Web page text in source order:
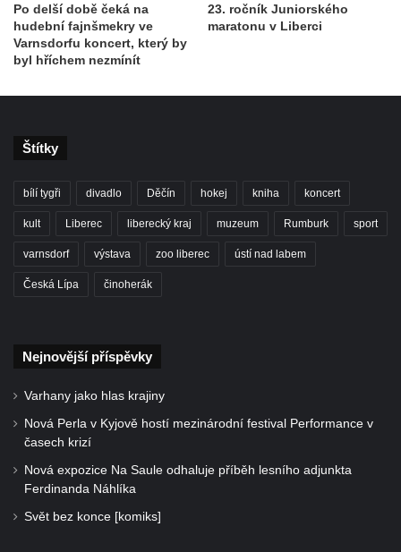
Po delší době čeká na
hudební fajnšmekry ve
Varnsdorfu koncert, který by
byl hříchem nezmínít
23. ročník Juniorského
maratonu v Liberci
Štítky
bílí tygři divadlo Děčín hokej kniha koncert
kult Liberec liberecký kraj muzeum Rumburk sport
varnsdorf výstava zoo liberec ústí nad labem
Česká Lípa činoherák
Nejnovější příspěvky
Varhany jako hlas krajiny
Nová Perla v Kyjově hostí mezinárodní festival Performance v
časech krizí
Nová expozice Na Saule odhaluje příběh lesního adjunkta
Ferdinanda Náhlíka
Svět bez konce [komiks]